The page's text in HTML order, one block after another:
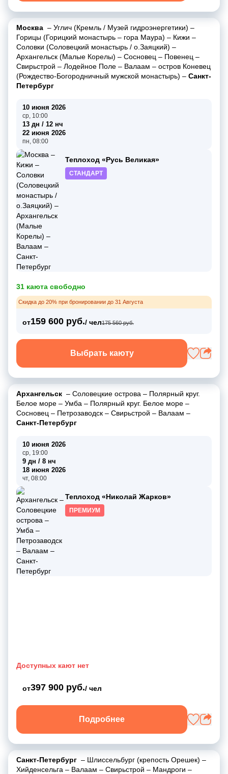
Москва – Углич (Кремль / Музей гидроэнергетики) –
Горицы (Горицкий монастырь – гора Маура) – Кижи –
Соловки (Соловецкий монастырь / о.Заяцкий) –
Архангельск (Малые Корелы) – Сосновец – Повенец –
Свирьстрой – Лодейное Поле – Валаам – остров Коневец
(Рождество-Богородничный мужской монастырь) – Санкт-
Петербург
10 июня 2026
ср, 10:00
13 дн / 12 нч
22 июня 2026
пн, 08:00
Теплоход «Русь Великая»
СТАНДАРТ
31 каюта свободно
Скидка до 20% при бронировании до 31 Августа
от159 600 руб./ чел175 560 руб.
Выбрать каюту
Архангельск – Соловецкие острова – Полярный круг.
Белое море – Умба – Полярный круг. Белое море –
Сосновец – Петрозаводск – Свирьстрой – Валаам –
Санкт-Петербург
10 июня 2026
ср, 19:00
9 дн / 8 нч
18 июня 2026
чт, 08:00
Теплоход «Николай Жарков»
ПРЕМИУМ
Доступных кают нет
от397 900 руб./ чел
Подробнее
Санкт-Петербург – Шлиссельбург (крепость Орешек) –
Хийденсельга – Валаам – Свирьстрой – Мандроги –